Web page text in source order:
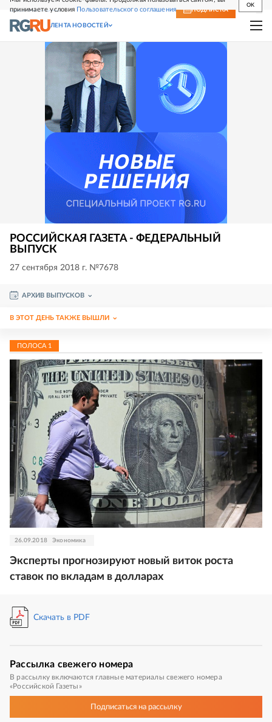
принимаете условия Пользовательского соглашения
OK
СВЕЖИЙ НОМЕР ПОДПИСКА
ЛЕНТА НОВОСТЕЙ
РОССИЙСКАЯ ГАЗЕТА - ФЕДЕРАЛЬНЫЙ
ВЫПУСК
27 сентября 2018 г. №7678
АРХИВ ВЫПУСКОВ
В ЭТОТ ДЕНЬ ТАКЖЕ ВЫШЛИ
ПОЛОСА 1
26.09.2018 Экономика
Эксперты прогнозируют новый виток роста
ставок по вкладам в долларах
Скачать в PDF
Рассылка свежего номера
В рассылку включаются главные материалы свежего номера
«Российской Газеты»
Подписатьсяна рассылку